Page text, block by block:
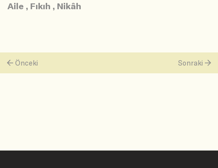
Aile , Fıkıh , Nikâh
Önceki Sonraki